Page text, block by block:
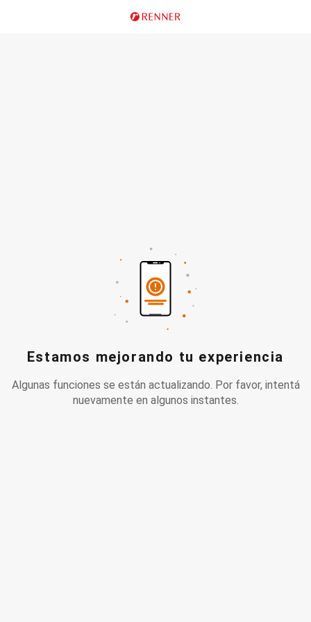
Estamos mejorando tu experiencia
Algunas funciones se están actualizando. Por favor, intentá
nuevamente en algunos instantes.